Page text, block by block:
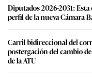
Diputados 2026-2031:
perfil de la nueva Cámara
Carril bidireccional del
postergación del cambio
de la ATU